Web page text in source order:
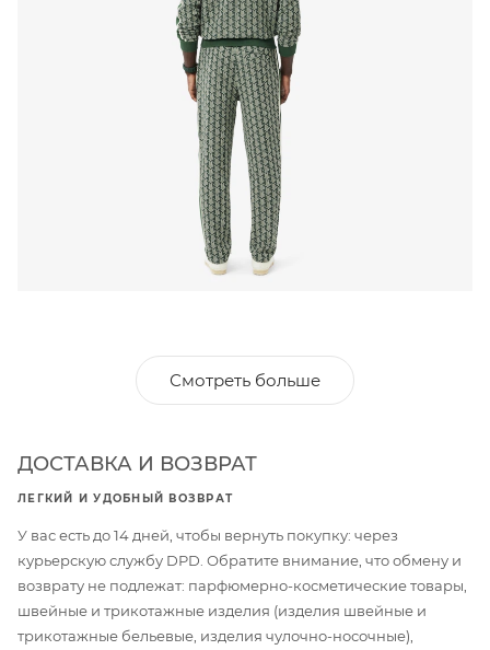
Смотреть больше
ДОСТАВКА И ВОЗВРАТ
ЛЕГКИЙ И УДОБНЫЙ ВОЗВРАТ
У вас есть до 14 дней, чтобы вернуть покупку: через
курьерскую службу DPD. Обратите внимание, что обмену и
возврату не подлежат: парфюмерно-косметические товары,
швейные и трикотажные изделия (изделия швейные и
трикотажные бельевые, изделия чулочно-носочные),